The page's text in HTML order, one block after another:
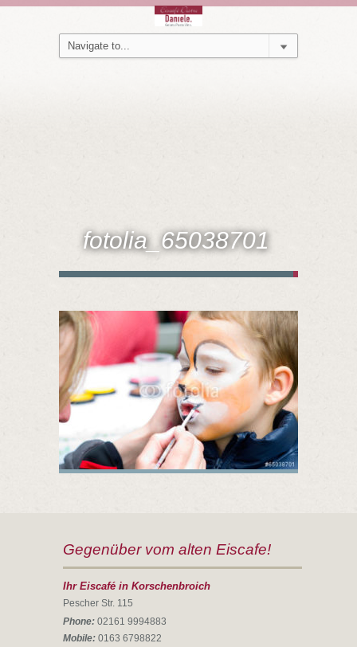
fotolia_65038701
Gegenüber vom alten Eiscafe!
Ihr Eiscafé in Korschenbroich
Pescher Str. 115
Phone:02161 9994883
Mobile:0163 6798822